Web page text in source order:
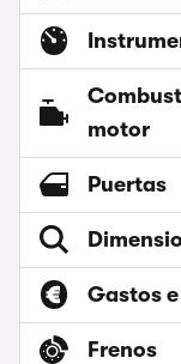
motor
Puertas
Gastos
Frenos